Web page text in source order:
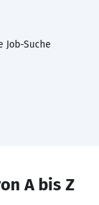
Job-Suche
A bis Z